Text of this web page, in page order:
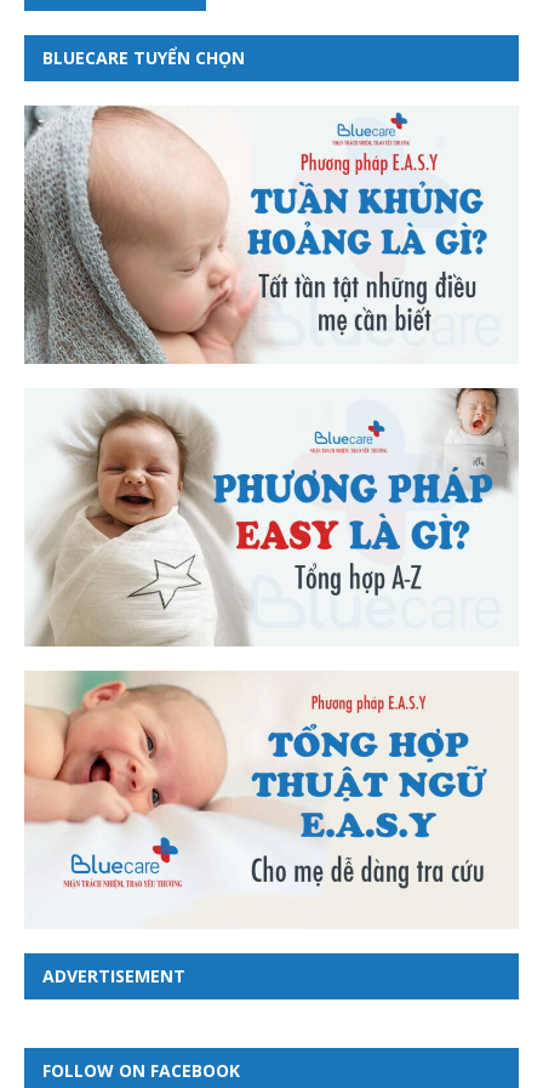
BLUECARE TUYỂN CHỌN
ADVERTISEMENT
FOLLOW ON FACEBOOK